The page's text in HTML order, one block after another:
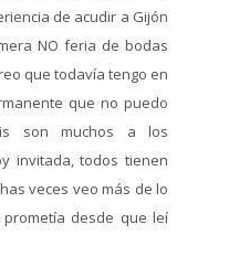
de acudir a Gijón
NO feria de bodas
que todavía tengo en
que no puedo
son muchos a los
invitada, todos tienen
veces veo más de lo
desde que leí